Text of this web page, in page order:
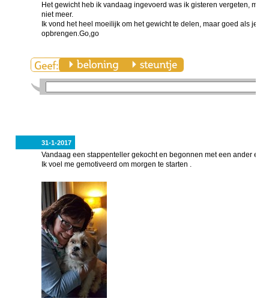
Het gewicht heb ik vandaag ingevoerd was ik gisteren vergeten,
niet meer.
Ik vond het heel moeilijk om het gewicht te delen, maar goed als je
opbrengen.Go,go
31-1-2017
Vandaag een stappenteller gekocht en begonnen met een ander
Ik voel me gemotiveerd om morgen te starten .